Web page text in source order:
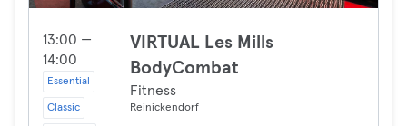
13:00 —
14:00
Essential
Classic
VIRTUAL Les Mills
BodyCombat
Fitness
Reinickendorf